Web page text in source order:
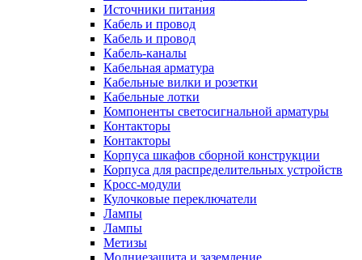
Источники питания
Кабель и провод
Кабель и провод
Кабель-каналы
Кабельная арматура
Кабельные вилки и розетки
Кабельные лотки
Компоненты светосигнальной арматуры
Контакторы
Контакторы
Корпуса шкафов сборной конструкции
Корпуса для распределительных устройств
Кросс-модули
Кулочковые переключатели
Лампы
Лампы
Метизы
Молниезащита и заземление